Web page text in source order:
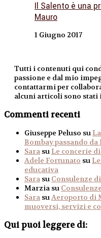
Il Salento è una
Mauro
1 Giugno 2017
Tutti i contenuti qui
passione e dal mio
contattarmi per
alcuni articoli sono
Commenti recenti
Giuseppe Peluso su
Bombay passando
Sara suLe concerie
Adele Fortunato su
educativa
Sara su Consulenze
Marzia su
Sara suAeroporto di
muoversi, servizi e
Qui puoi leggere di: